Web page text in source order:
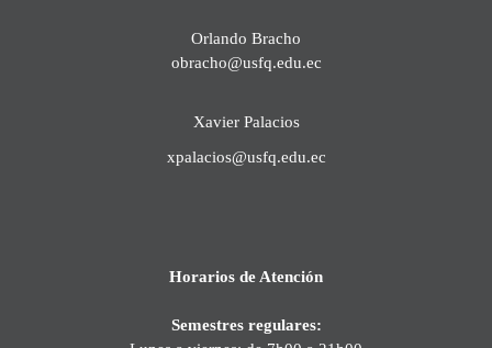
Orlando Bracho
obracho@usfq.edu.ec
Xavier Palacios
xpalacios@usfq.edu.ec
Horarios de Atención
Semestres regulares: